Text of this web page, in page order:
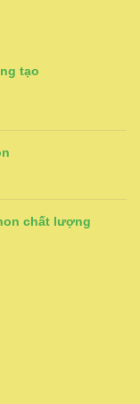
tạo
chất lượng